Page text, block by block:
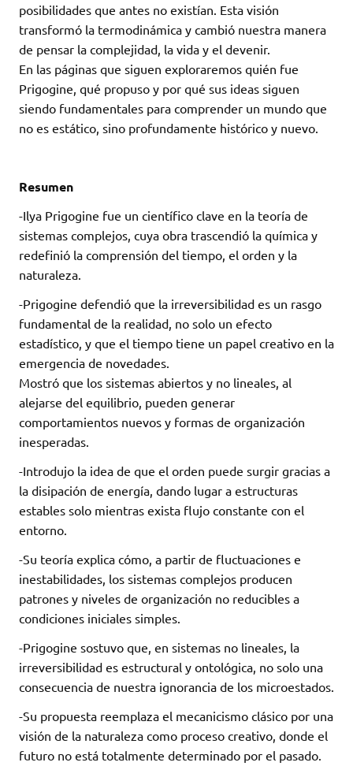
posibilidades que antes no existían. Esta visión
transformó la termodinámica y cambió nuestra manera
de pensar la complejidad, la vida y el devenir.
En las páginas que siguen exploraremos quién fue
Prigogine, qué propuso y por qué sus ideas siguen
siendo fundamentales para comprender un mundo que
no es estático, sino profundamente histórico y nuevo.
Resumen
-Ilya Prigogine fue un científico clave en la teoría de
sistemas complejos, cuya obra trascendió la química y
redefinió la comprensión del tiempo, el orden y la
naturaleza.
-Prigogine defendió que la irreversibilidad es un rasgo
fundamental de la realidad, no solo un efecto
estadístico, y que el tiempo tiene un papel creativo en la
emergencia de novedades.
Mostró que los sistemas abiertos y no lineales, al
alejarse del equilibrio, pueden generar
comportamientos nuevos y formas de organización
inesperadas.
-Introdujo la idea de que el orden puede surgir gracias a
la disipación de energía, dando lugar a estructuras
estables solo mientras exista flujo constante con el
entorno.
-Su teoría explica cómo, a partir de fluctuaciones e
inestabilidades, los sistemas complejos producen
patrones y niveles de organización no reducibles a
condiciones iniciales simples.
-Prigogine sostuvo que, en sistemas no lineales, la
irreversibilidad es estructural y ontológica, no solo una
consecuencia de nuestra ignorancia de los microestados.
-Su propuesta reemplaza el mecanicismo clásico por una
visión de la naturaleza como proceso creativo, donde el
futuro no está totalmente determinado por el pasado.